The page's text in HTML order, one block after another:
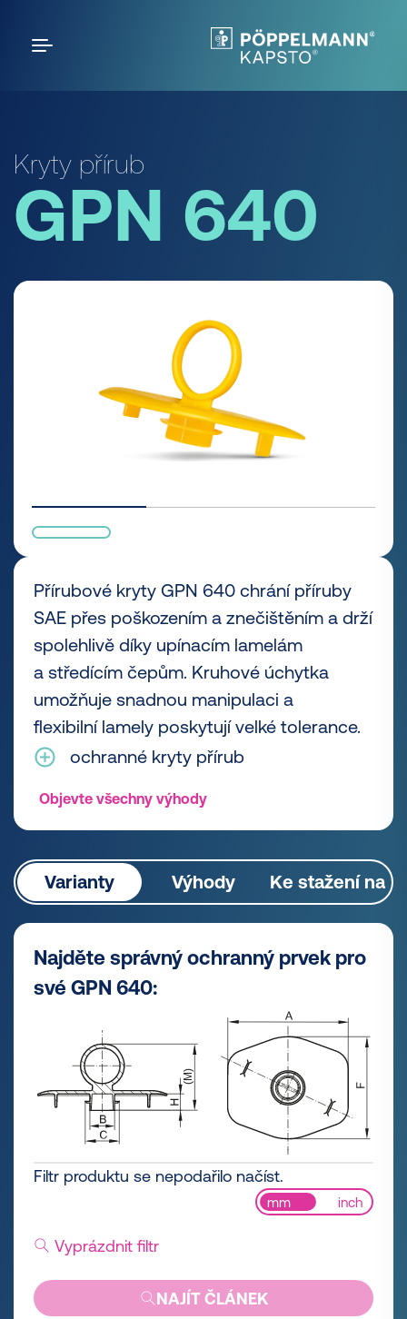
Kryty přírub
GPN 640
Přírubové kryty GPN 640 chrání příruby
SAE přes poškozením a znečištěním a drží
spolehlivě díky upínacím lamelám
a středícím čepům. Kruhové úchytka
umožňuje snadnou manipulaci a
flexibilní lamely poskytují velké tolerance.
ochranné kryty přírub
Objevte všechny výhody
Varianty Výhody Ke stažení na
Najděte správný ochranný prvek pro
své GPN 640:
Filtr produktu se nepodařilo načíst.
mm inch
Vyprázdnit filtr
NAJÍT ČLÁNEK